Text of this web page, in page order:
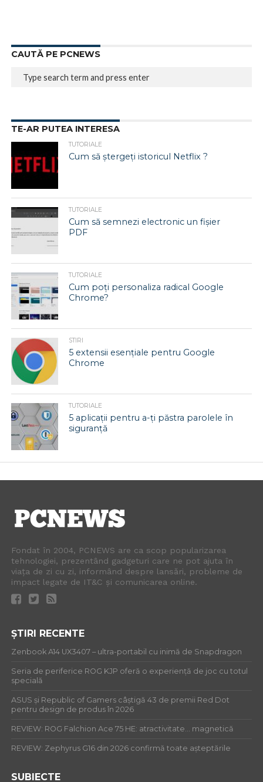
CAUTĂ PE PCNEWS
TE-AR PUTEA INTERESA
TUTORIALE
Cum să ștergeți istoricul Netflix ?
TUTORIALE
Cum să semnezi electronic un fișier
PDF
TUTORIALE
Cum poți personaliza radical Google
Chrome?
STIRI
5 extensii esențiale pentru Google
Chrome
TUTORIALE
5 aplicații pentru a-ți păstra parolele în
siguranță
Fondat în 2004, PCNEWS are ca scop popularizarea
tehnologiei, prezentând gadgeturi care ne pot ajuta în
viața de zi cu zi, informând despre lansări, probleme de
impact legate de IT&C și comunicarea online.
ȘTIRI RECENTE
Zenbook A14 UX3407 – ultra-portabil cu inimă de Snapdragon
Seria de periferice ROG KJP oferă o experiență de joc cu totul
specială
ASUS și Republic of Gamers câștigă 43 de premii Red Dot
pentru design de produs în 2026
REVIEW: ROG Falchion Ace 75 HE: atractivitate… magnetică
REVIEW: Zephyrus G16 din 2026 confirmă toate așteptările
SUBIECTE